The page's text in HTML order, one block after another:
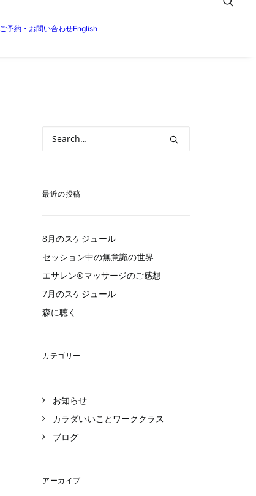
ご予約・お問い合わせEnglish
最近の投稿
8月のスケジュール
セッション中の無意識の世界
エサレン®︎マッサージのご感想
7月のスケジュール
森に聴く
カテゴリー
お知らせ
カラダいいことワーククラス
ブログ
アーカイブ